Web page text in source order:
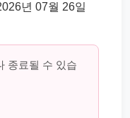
년 07월 26일
종료될 수 있습